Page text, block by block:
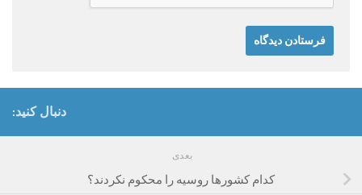
دنبال کنید:
بعدی
کدام کشورها روسیه را محکوم نکردند؟